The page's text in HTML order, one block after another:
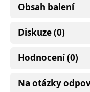
Obsah balení
Diskuze (0)
Hodnocení (0)
Na otázky